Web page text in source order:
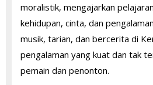
moralistik, mengajarkan
kehidupan, cinta, dan
musik, tarian, dan bercerita di
pengalaman yang kuat dan tak
pemain dan penonton.